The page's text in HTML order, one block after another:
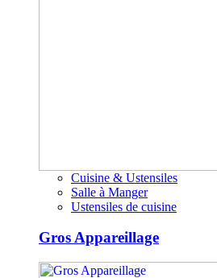
Cuisine & Ustensiles
Salle à Manger
Ustensiles de cuisine
Gros Appareillage